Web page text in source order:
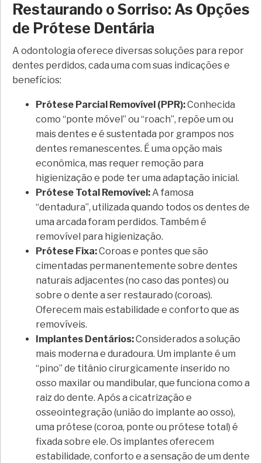
Restaurando o Sorriso: As Opções
de Prótese Dentária
A odontologia oferece diversas soluções para repor
dentes perdidos, cada uma com suas indicações e
benefícios:
Prótese Parcial Removível (PPR):Conhecida
como “ponte móvel” ou “roach”, repõe um ou
mais dentes e é sustentada por grampos nos
dentes remanescentes. É uma opção mais
econômica, mas requer remoção para
higienização e pode ter uma adaptação inicial.
Prótese Total Removível:A famosa
“dentadura”, utilizada quando todos os dentes de
uma arcada foram perdidos. Também é
removível para higienização.
Prótese Fixa:Coroas e pontes que são
cimentadas permanentemente sobre dentes
naturais adjacentes (no caso das pontes) ou
sobre o dente a ser restaurado (coroas).
Oferecem mais estabilidade e conforto que as
removíveis.
Implantes Dentários:Considerados a solução
mais moderna e duradoura. Um implante é um
“pino” de titânio cirurgicamente inserido no
osso maxilar ou mandibular, que funciona como a
raiz do dente. Após a cicatrização e
osseointegração (união do implante ao osso),
uma prótese (coroa, ponte ou prótese total) é
fixada sobre ele. Os implantes oferecem
estabilidade, conforto e a sensação de um dente